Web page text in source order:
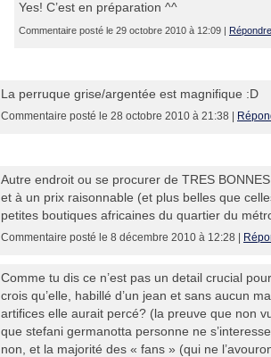
Yes! C’est en préparation ^^
Commentaire posté le 29 octobre 2010 à 12:09 | Répondre
La perruque grise/argentée est magnifique :D
Commentaire posté le 28 octobre 2010 à 21:38 |
Autre endroit ou se procurer de TRES
et à un prix raisonnable (et plus belles que
petites boutiques africaines du quartier du
Commentaire posté le 8 décembre 2010 à 12:28 |
Comme tu dis ce n’est pas un detail crucial
crois qu’elle, habillé d’un jean et sans aucun
artifices elle aurait percé? (la preuve que non
que stefani germanotta personne ne
non, et la majorité des « fans » (qui ne